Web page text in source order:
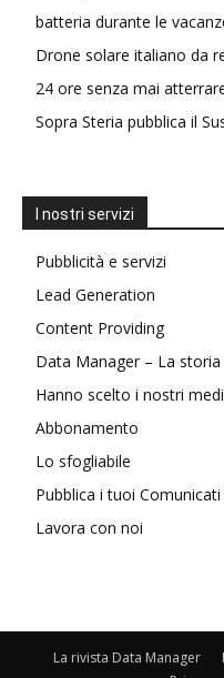
batteria durante le
Drone solare italiano da
24 ore senza mai
Sopra Steria pubblica il
I nostri servizi
Pubblicità e servizi
Lead Generation
Content Providing
Data Manager – La storia
Hanno scelto i nostri
Abbonamento
Lo sfogliabile
Pubblica i tuoi
Lavora con noi
La rivista Data Manager